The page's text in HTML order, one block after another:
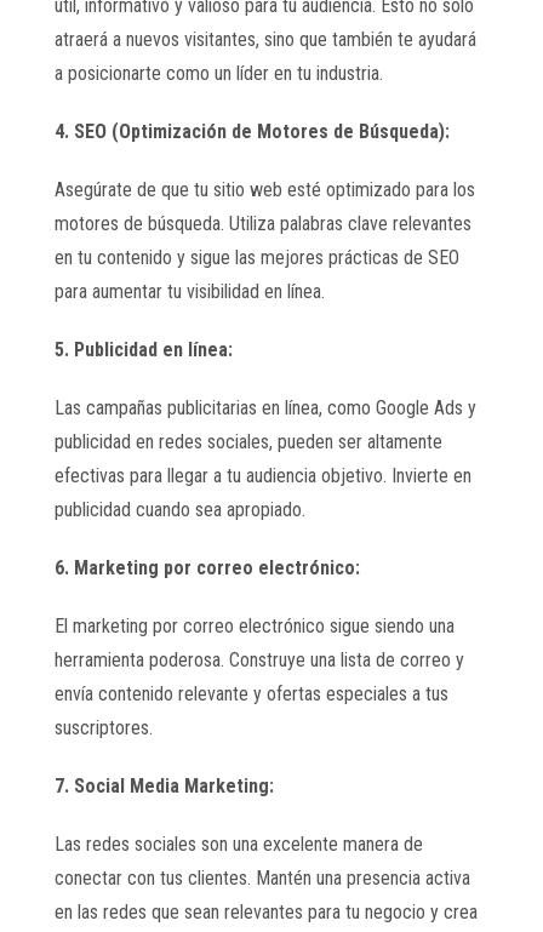
útil, informativo y valioso para tu audiencia. Esto no solo
atraerá a nuevos visitantes, sino que también te ayudará
a posicionarte como un líder en tu industria.
4. SEO (Optimización de Motores de Búsqueda):
Asegúrate de que tu sitio web esté optimizado para los
motores de búsqueda. Utiliza palabras clave relevantes
en tu contenido y sigue las mejores prácticas de SEO
para aumentar tu visibilidad en línea.
5. Publicidad en línea:
Las campañas publicitarias en línea, como Google Ads y
publicidad en redes sociales, pueden ser altamente
efectivas para llegar a tu audiencia objetivo. Invierte en
publicidad cuando sea apropiado.
6. Marketing por correo electrónico:
El marketing por correo electrónico sigue siendo una
herramienta poderosa. Construye una lista de correo y
envía contenido relevante y ofertas especiales a tus
suscriptores.
7. Social Media Marketing:
Las redes sociales son una excelente manera de
conectar con tus clientes. Mantén una presencia activa
en las redes que sean relevantes para tu negocio y crea